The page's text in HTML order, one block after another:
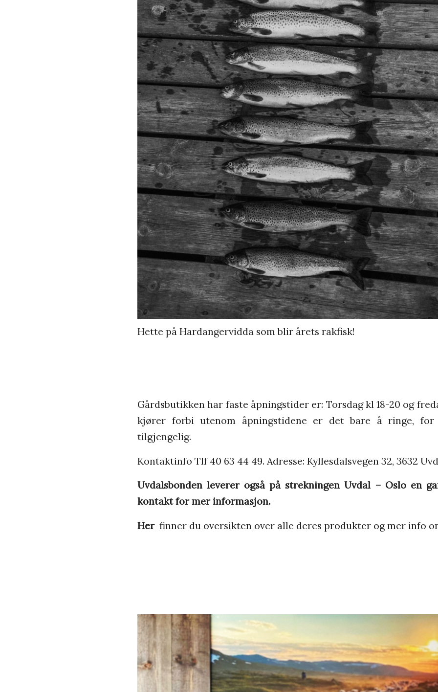
Hette på Hardangervidda som blir årets rakfisk!
Gårdsbutikken har faste åpningstider er: Torsdag kl 18-20 og
kjører forbi utenom åpningstidene er det bare å ringe,
tilgjengelig.
Kontaktinfo Tlf 40 63 44 49. Adresse: Kyllesdalsvegen 32, 3632
Uvdalsbonden leverer også på strekningen Uvdal – Oslo en
kontakt for mer informasjon.
Herfinner du oversikten over alle deres produkter og mer info